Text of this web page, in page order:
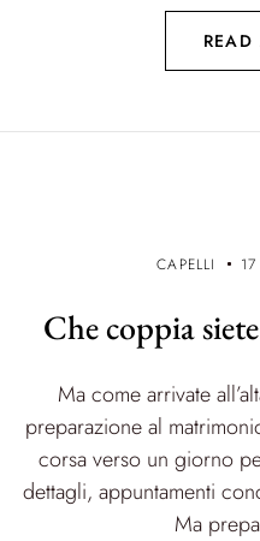
READ
CAPELLI
Che coppia
Ma come arrivate
preparazione al
corsa verso un giorno
dettagli, appuntamenti
Ma